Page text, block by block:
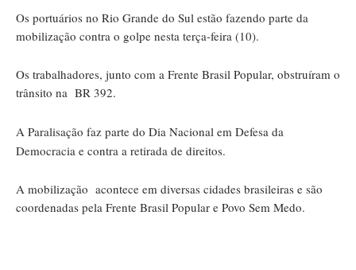
Os portuários no Rio Grande do Sul estão fazendo parte da
mobilização contra o golpe nesta terça-feira (10).
Os trabalhadores, junto com a Frente Brasil Popular, obstruíram o
trânsito na BR 392.
A Paralisação faz parte do Dia Nacional em Defesa da
Democracia e contra a retirada de direitos.
A mobilização acontece em diversas cidades brasileiras e são
coordenadas pela Frente Brasil Popular e Povo Sem Medo.